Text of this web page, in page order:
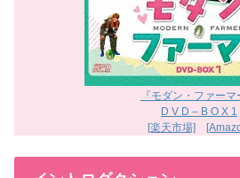
『モダン・ファーマ
D V D – B O X 1
[楽天市場]